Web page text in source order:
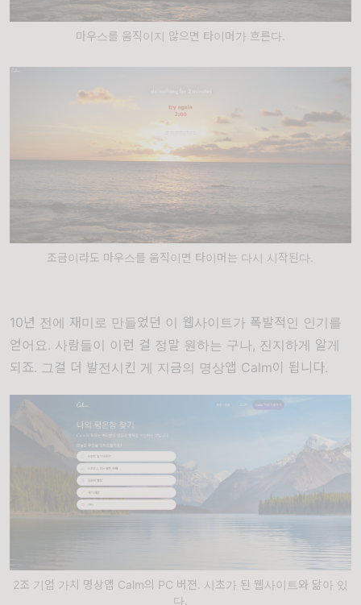
마우스를 움직이지 않으면 타이머가 흐른다.
조금이라도 마우스를 움직이면 타이머는 다시 시작된다.
10년 전에 재미로 만들었던 이 웹사이트가 폭발적인 인기를
얻어요. 사람들이 이런 걸 정말 원하는 구나, 진지하게 알게
되죠. 그걸 더 발전시킨 게 지금의 명상앱 Calm이 됩니다.
2조 기업 가치 명상앱 Calm의 PC 버젼. 시초가 된 웹사이트와 닮아 있
다.